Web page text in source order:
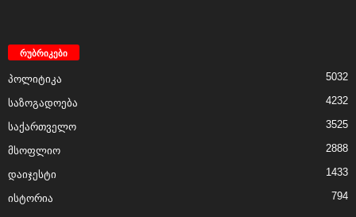
რუბრიკები
პოლიტიკა 5032
საზოგადოება 4232
საქართველო 3525
მსოფლიო 2888
დაიჯესტი 1433
ისტორია 794